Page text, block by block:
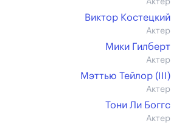
Актер
Виктор Костецкий
Актер
Мики Гилберт
Актер
Мэттью Тейлор (III)
Актер
Тони Ли Боггс
Актер